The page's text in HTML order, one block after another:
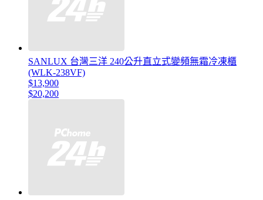
SANLUX 台灣三洋 240公升直立式變頻無霜冷凍櫃
(WLK-238VF)
$13,900
$20,200